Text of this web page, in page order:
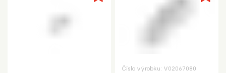
Číslo výrobku: V02067080